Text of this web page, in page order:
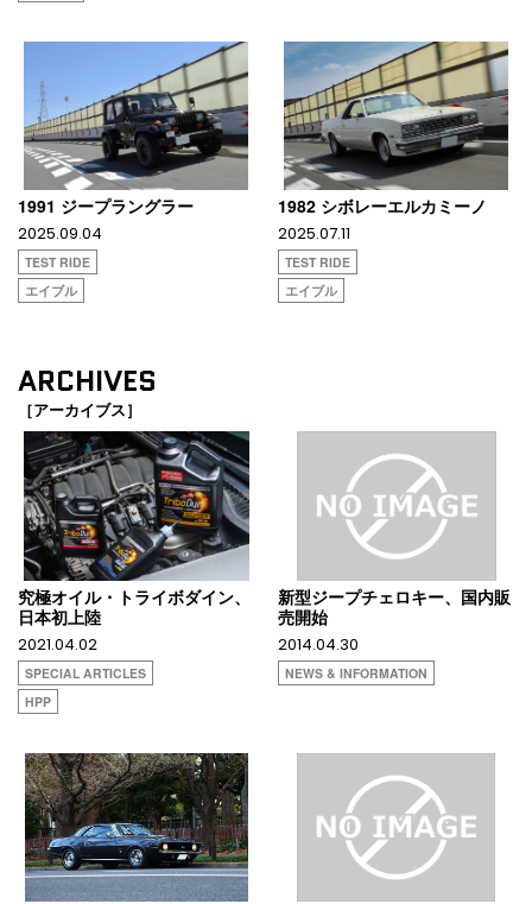
1991 ジープラングラー
2025.09.04
TEST RIDE
エイブル
1982 シボレーエルカミーノ
2025.07.11
TEST RIDE
エイブル
ARCHIVES
［アーカイブス］
究極オイル・トライボダイン、
日本初上陸
2021.04.02
SPECIAL ARTICLES
HPP
新型ジープチェロキー、国内販
売開始
2014.04.30
NEWS & INFORMATION